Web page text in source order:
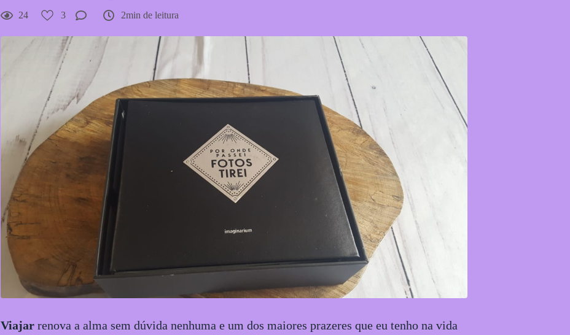
24 3 2min de leitura
Viajar renova a alma sem dúvida nenhuma e um dos maiores prazeres que eu tenho na vida